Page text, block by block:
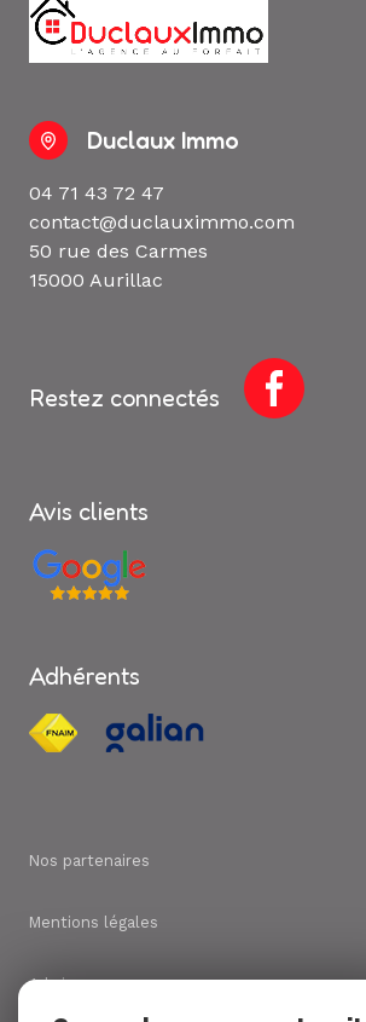
Duclaux Immo
04 71 43 72 47
contact@duclauximmo.com
50 rue des Carmes
15000 Aurillac
Restez connectés
Avis clients
Adhérents
Nos partenaires
Mentions légales
Admin